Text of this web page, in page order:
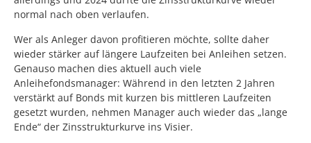
normal nach oben verlaufen.
Wer als Anleger davon profitieren möchte, sollte daher
wieder stärker auf längere Laufzeiten bei Anleihen setzen.
Genauso machen dies aktuell auch viele
Anleihefondsmanager: Während in den letzten 2 Jahren
verstärkt auf Bonds mit kurzen bis mittleren Laufzeiten
gesetzt wurden, nehmen Manager auch wieder das „lange
Ende“ der Zinsstrukturkurve ins Visier.